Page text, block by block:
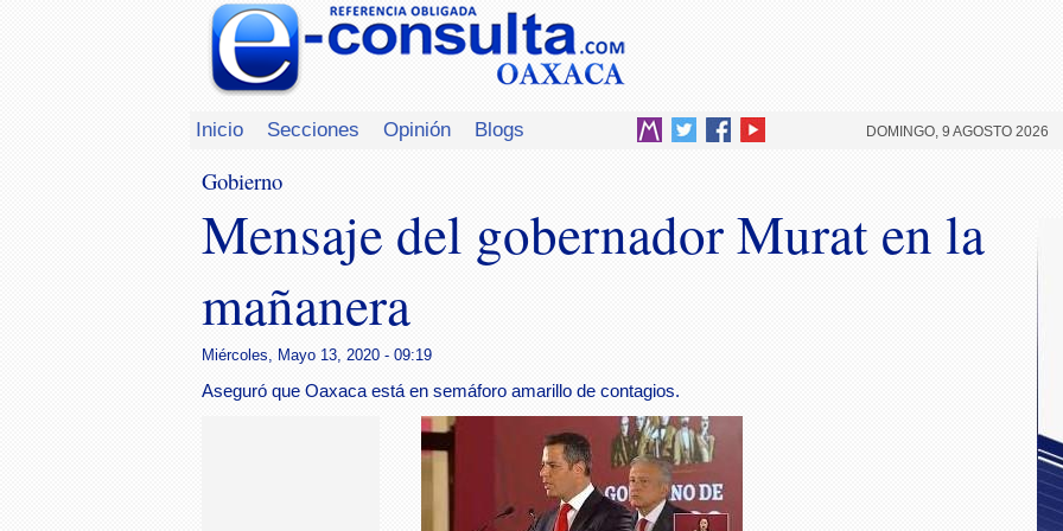
Inicio Secciones Opinión Blogs DOMINGO, 9 AGOSTO 2026
Gobierno
Mensaje del gobernador Murat en la
mañanera
Miércoles, Mayo 13, 2020 - 09:19
Aseguró que Oaxaca está en semáforo amarillo de contagios.